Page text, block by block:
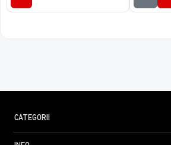
TRUE WDR (Wide Dinamic Range)
Spre deosebire de functia BLC
CATEGORII